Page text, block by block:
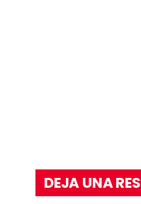
DEJA UNA